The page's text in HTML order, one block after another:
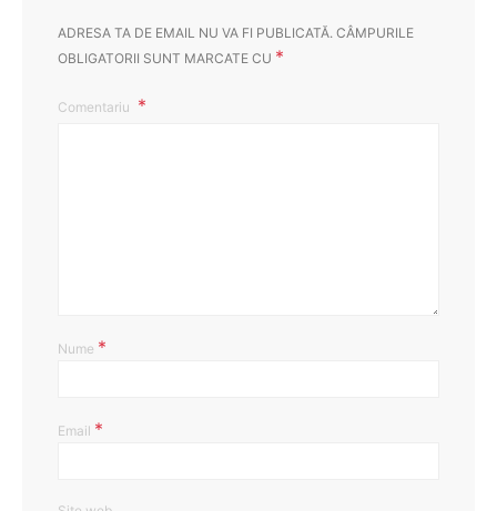
ADRESA TA DE EMAIL NU VA FI PUBLICATĂ. CÂMPURILE
OBLIGATORII SUNT MARCATE CU *
Comentariu
Nume *
Email *